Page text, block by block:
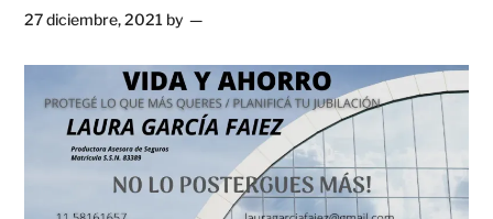
27 diciembre, 2021 by